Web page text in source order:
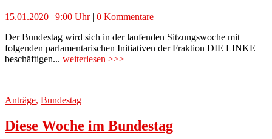
15.01.2020 | 9:00 Uhr| 0 Kommentare
Der Bundestag wird sich in der laufenden Sitzungswoche mit
folgenden parlamentarischen Initiativen der Fraktion DIE LINKE
beschäftigen... weiterlesen >>>
Anträge, Bundestag
Diese Woche im Bundestag